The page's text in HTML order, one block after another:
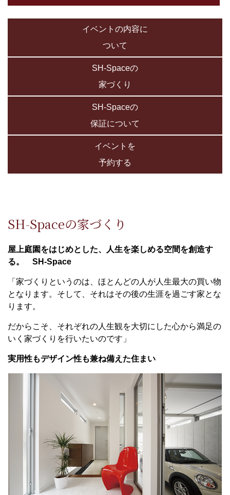
イベントの内容に
ついて
SH-Spaceの
家づくり
SH-Spaceの
保証について
イベントを
予約する
SH-Spaceの家づくり
屋上庭園をはじめとした、人生を楽しめる空間を創造す
る。 SH-Space
「家づくりというのは、ほとんどの人が人生最大の買い物
となります。そして、それはその後の生涯を過ごす家とな
ります。
だからこそ、それぞれの人生観を大切にした心から満足の
いく家づくりを行いたいのです」
実用性もデザイン性も兼ね備えた住まい